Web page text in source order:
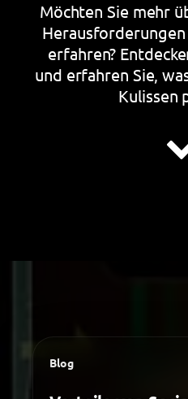
Möchten Sie mehr
Herausforderungen
erfahren?
und erfahren Sie,
Kulissen
Blog